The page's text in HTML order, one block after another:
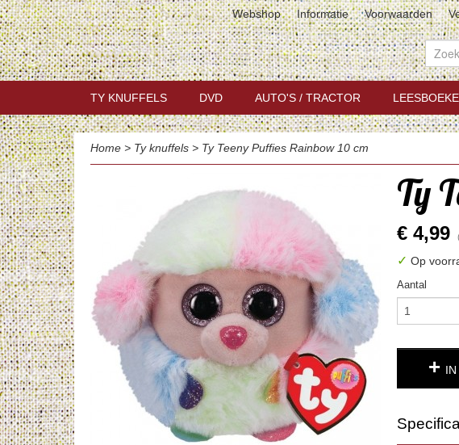
Webshop Informatie Voorwaarden
TY KNUFFELS DVD AUTO'S / TRACTOR
Home > Ty knuffels > Ty Teeny Puffies Rainbow 10 cm
Ty
€ 4,99
✓ Op
Aantal
IN